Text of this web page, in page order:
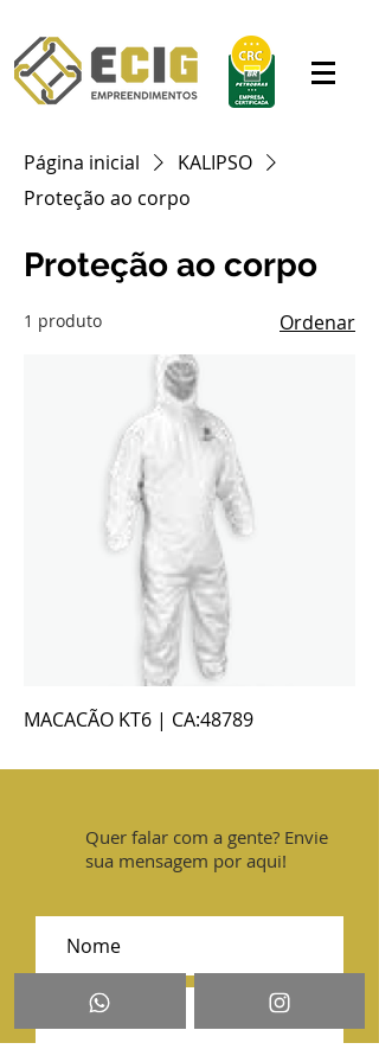
Página inicial
KALIPSO
Proteção ao corpo
Proteção ao corpo
1 produto Ordenar
MACACÃO KT6 | CA:48789
Quer falar com a gente? Envie
sua mensagem por aqui!